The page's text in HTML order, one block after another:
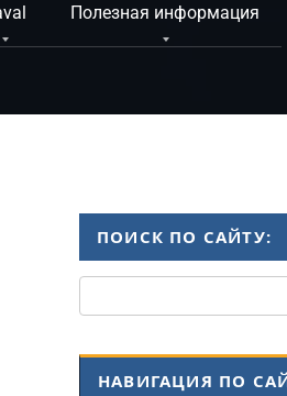
Полезная информация
ПОИСК ПО САЙТУ:
НАВИГАЦИЯ ПО